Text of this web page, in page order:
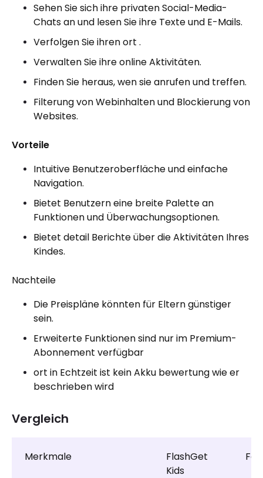
Sehen Sie sich ihre privaten Social-Media-
Chats an und lesen Sie ihre Texte und E-Mails.
Verfolgen Sie ihren ort .
Verwalten Sie ihre online Aktivitäten.
Finden Sie heraus, wen sie anrufen und treffen.
Filterung von Webinhalten und Blockierung von
Websites.
Vorteile
Intuitive Benutzeroberfläche und einfache
Navigation.
Bietet Benutzern eine breite Palette an
Funktionen und Überwachungsoptionen.
Bietet detail Berichte über die Aktivitäten Ihres
Kindes.
Nachteile
Die Preispläne könnten für Eltern günstiger
sein.
Erweiterte Funktionen sind nur im Premium-
Abonnement verfügbar
ort in Echtzeit ist kein Akku bewertung wie er
beschrieben wird
Vergleich
Merkmale
FlashGet
Kids